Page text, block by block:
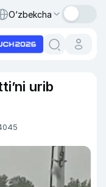
O‘zbekcha
urib